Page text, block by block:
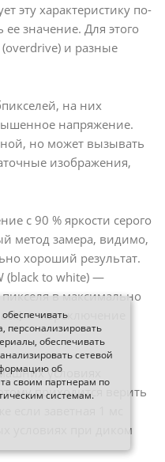
персонализировать
обеспечивать
сетевой
об
своим партнерам по
системам.
эту характеристику по-
значение. Для этого
и разные
на них
напряжение.
но может вызывать
изображения,
с 90 % яркости серого
метод замера, видимо,
хороший результат.
(black to white) —
в максимально
— переключение
условиях
приходится верить
если заветная 1 мс
условиях при диком